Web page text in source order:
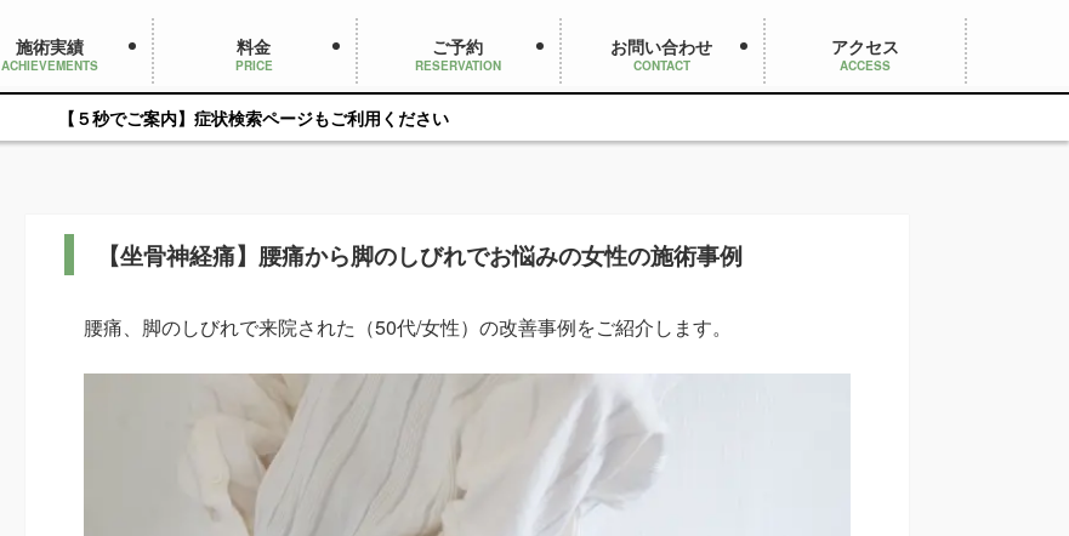
施術実績
ACHIEVEMENTS
料金
PRICE
ご予約
RESERVATION
お問い合わせ
CONTACT
アクセス
ACCESS
【５秒でご案内】症状検索ページもご利用ください
【坐骨神経痛】腰痛から脚のしびれでお悩みの女性の施術事例
腰痛、脚のしびれで来院された（50代/女性）の改善事例をご紹介します。